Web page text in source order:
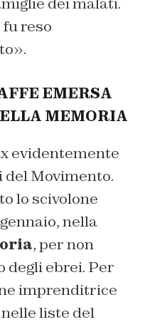
dei malati.
reso
EMERSA
MEMORIA
evidentemente
del Movimento.
lo scivolone
nella
, per non
degli ebrei. Per
imprenditrice
liste del